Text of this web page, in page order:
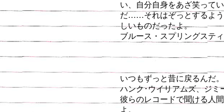
い、自分自身をあざ笑って
だ……それはぞっとするよう
しいものだったよ。
ブルース・スプリングステ
いつもずっと昔に戻るんだ。
ハンク･ウイリアムズ、ジミ
彼らのレコードで聞ける人
よ。